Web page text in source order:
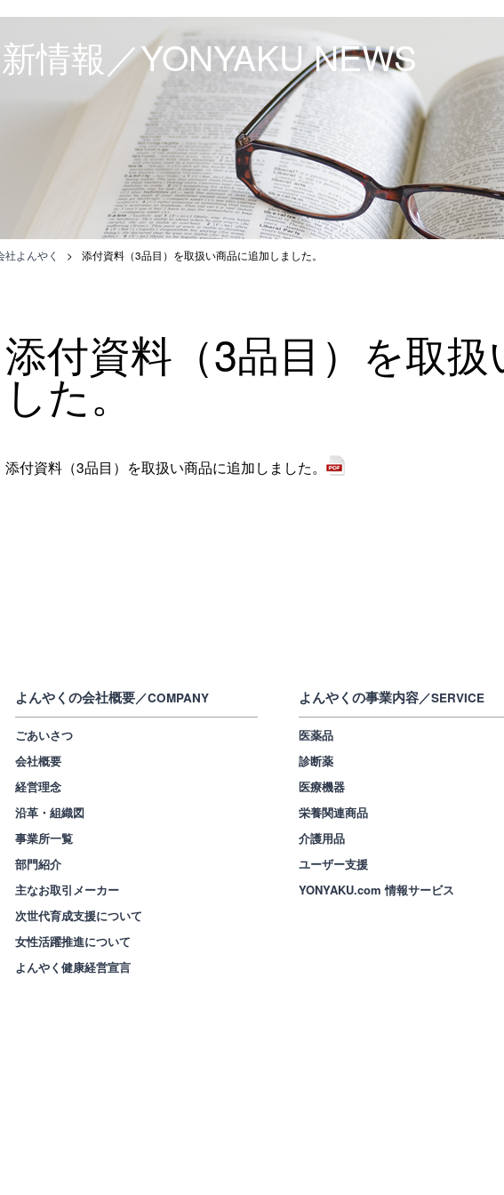
情報／YONYAKU NEWS
社よんやく > 添付資料（3品目）を取扱い商品に追加しました。
添付資料（3品目）を取
した。
添付資料（3品目）を取扱い商品に追加しました。
よんやくの会社概要／COMPANY
ごあいさつ
会社概要
経営理念
沿革・組織図
事業所一覧
部門紹介
主なお取引メーカー
次世代育成支援について
女性活躍推進について
よんやく健康経営宣言
よんやくの事業内容／SERVICE
医薬品
診断薬
医療機器
栄養関連商品
介護用品
ユーザー支援
YONYAKU.com 情報サービス